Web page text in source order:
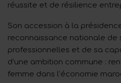
réussite et de résilience
Son accession à la
reconnaissance nationale de
professionnelles et de sa
d’une ambition commune :
femme dans l’économie